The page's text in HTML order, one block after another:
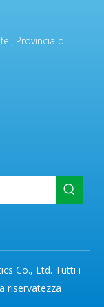
Provincia di
Co., Ltd. Tutti i
riservatezza